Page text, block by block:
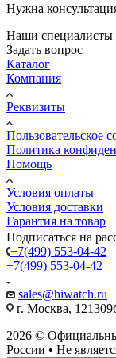
Нужна
Наши специалисты
Задать вопрос
Каталог
Компания
Реквизиты
Пользовательское
Политика
Помощь
Условия оплаты
Условия доставки
Гарантия на товар
Подписаться на
+7(499) 553-04-42
+7(499) 553-04-42
sales@hiwatch.ru
г. Москва,
2026 ©
России • Не